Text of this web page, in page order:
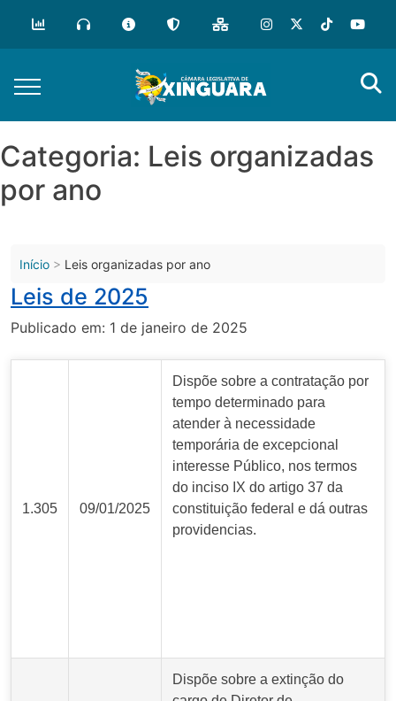
conteúdo
Categoria: Leis organizadas
por ano
Início Leis organizadas por ano
Leis de 2025
Publicado em: 1 de janeiro de 2025
1.305 09/01/2025
Dispõe sobre a contratação por
tempo determinado para
atender à necessidade
temporária de excepcional
interesse Público, nos termos
do inciso IX do artigo 37 da
constituição federal e dá outras
providencias.
Dispõe sobre a extinção do